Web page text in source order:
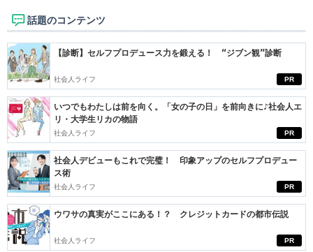
話題のコンテンツ
PR
【診断】セルフプロデュース力を鍛える！ “ジブン観”診断
社会人ライフ
PR
いつでもわたしは前を向く。「女の子の日」を前向きに♪社会人エ
リ・大学生リカの物語
社会人ライフ
PR
社会人デビューもこれで完璧！ 印象アップのセルフプロデュー
ス術
社会人ライフ
PR
ウワサの真実がここにある！？ クレジットカードの都市伝説
社会人ライフ